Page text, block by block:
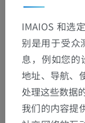
IMAIOS 和选
别是用于受众
息，例如您
地址、导航、
处理这些数据
我们的内容提